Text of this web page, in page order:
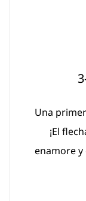
Una
¡El
enamore y